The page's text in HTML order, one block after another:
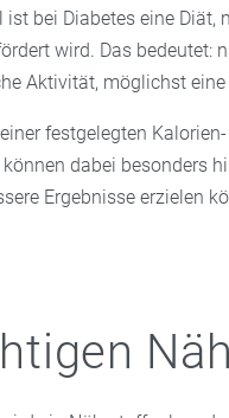
bei Diabetes eine
wird. Das bedeutet:
Aktivität, möglichst
festgelegten
dabei besonders
Ergebnisse erzielen